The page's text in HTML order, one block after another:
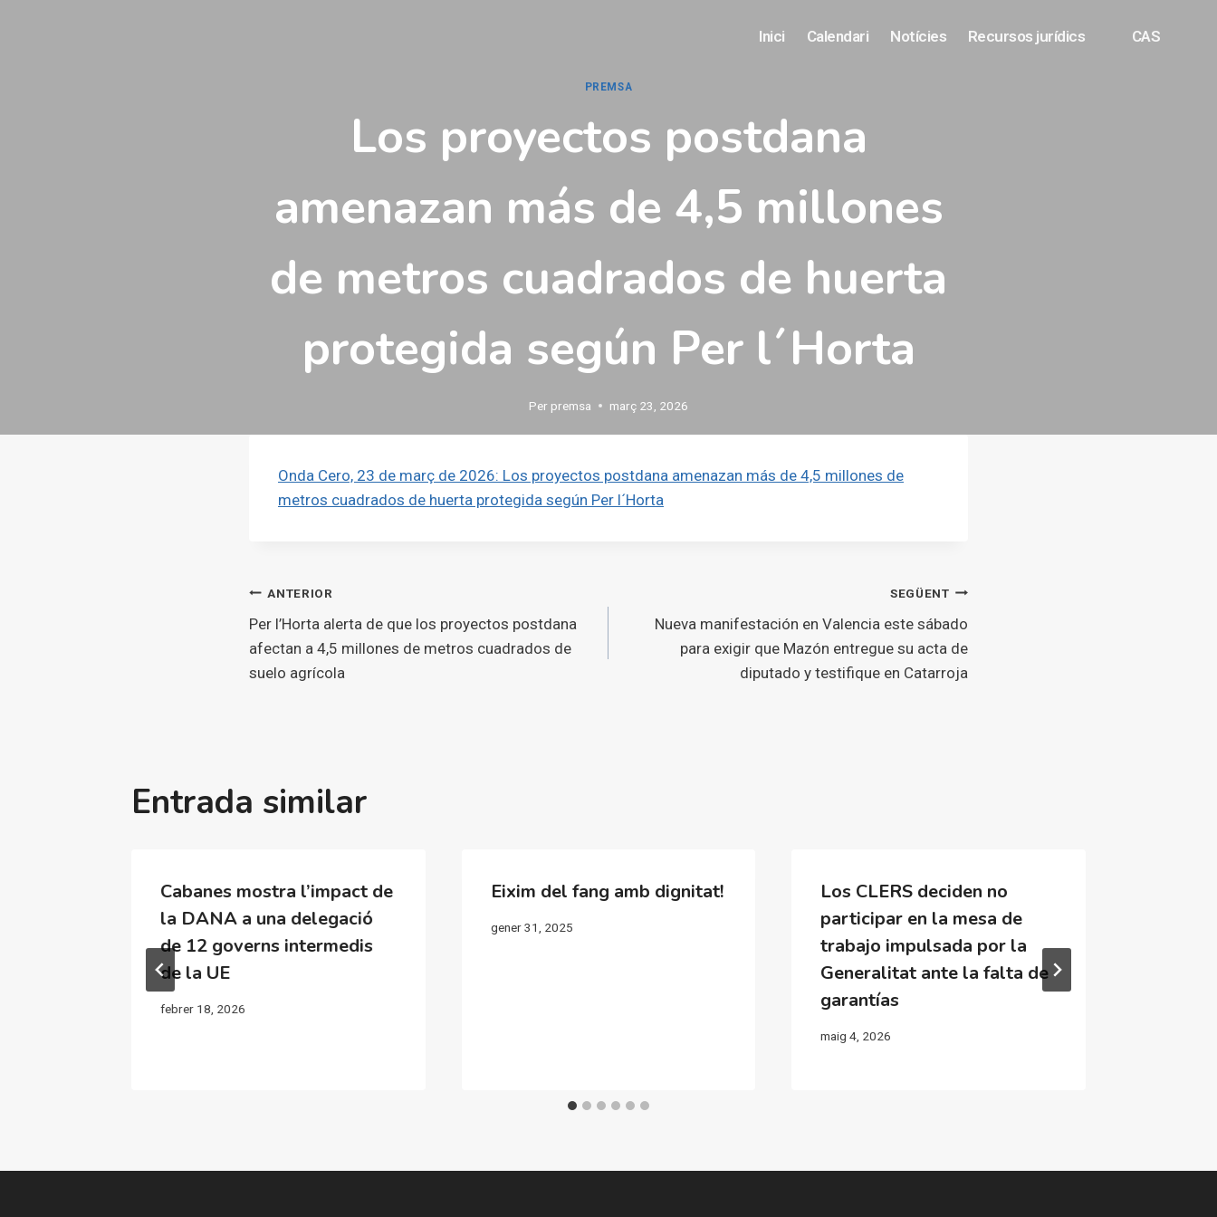
Inici Calendari Notícies Recursos jurídics CAS
PREMSA
Los proyectos postdana
amenazan más de 4,5 millones
de metros cuadrados de huerta
protegida según Per l´Horta
Per premsa març 23, 2026
Onda Cero, 23 de març de 2026: Los proyectos postdana amenazan más de 4,5 millones de
metros cuadrados de huerta protegida según Per l´Horta
Navegació
d'entrades
ANTERIOR
Per l’Horta alerta de que los proyectos postdana
afectan a 4,5 millones de metros cuadrados de
suelo agrícola
SEGÜENT
Nueva manifestación en Valencia este sábado
para exigir que Mazón entregue su acta de
diputado y testifique en Catarroja
Entrada similar
Cabanes mostra l’impact de
la DANA a una delegació
de 12 governs intermedis
de la UE
febrer 18, 2026
Eixim del fang amb dignitat!
gener 31, 2025
Los CLERS deciden no
participar en la mesa de
trabajo impulsada por la
Generalitat ante la falta de
garantías
maig 4, 2026